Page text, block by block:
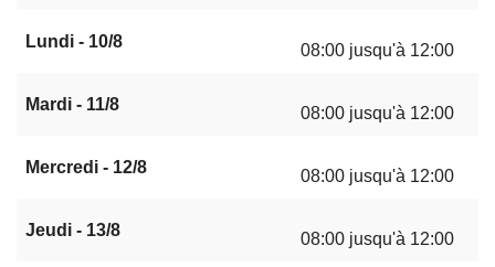
Lundi - 10/8 08:00 jusqu'à 12:00
Mardi - 11/8 08:00 jusqu'à 12:00
Mercredi - 12/8 08:00 jusqu'à 12:00
Jeudi - 13/8 08:00 jusqu'à 12:00